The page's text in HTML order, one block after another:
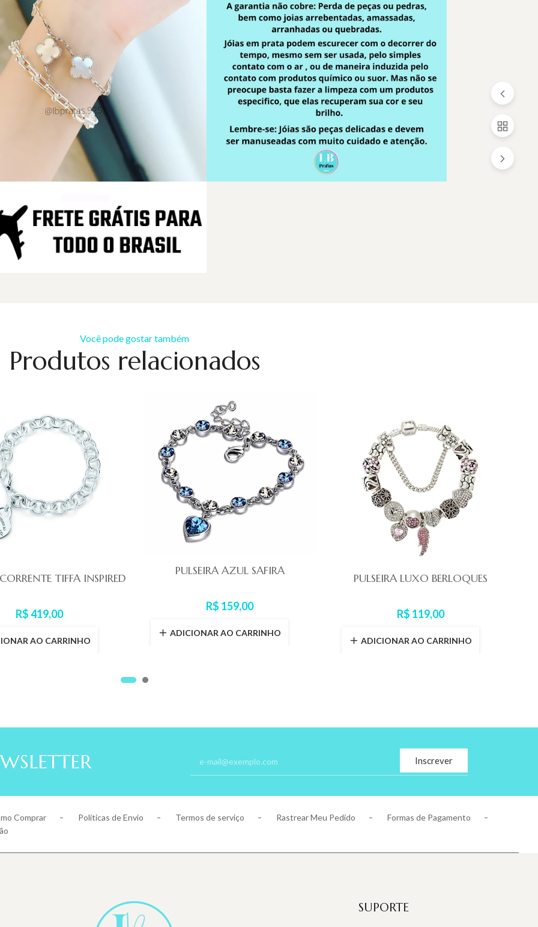
Você pode gostar também
Produtos relacionados
TIFFA INSPIRED
R$ 419,00
AO CARRINHO
PULSEIRA AZUL SAFIRA
R$ 159,00
ADICIONAR AO CARRINHO
PULSEIRA LUXO BERLOQUES
R$ 119,00
ADICIONAR AO CARRINHO
Inscrever
Comprar Políticas de Envio Termos de serviço Rastrear Meu Pedido
Formas de Pagamento
SUPORTE